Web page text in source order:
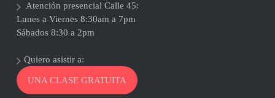
Atención presencial Calle 45:
Lunes a Viernes 8:30am a 7pm
Sábados 8:30 a 2pm
Quiero asistir a:
UNA CLASE GRATUITA